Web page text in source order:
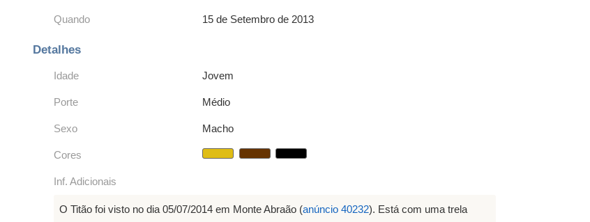
Quando 15 de Setembro de 2013
Detalhes
Idade Jovem
Porte Médio
Sexo Macho
Cores
Inf. Adicionais
O Titão foi visto no dia 05/07/2014 em Monte Abraão (anúncio 40232). Está com uma trela